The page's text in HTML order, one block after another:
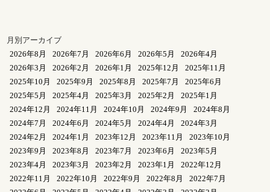
月別アーカイブ
2026年8月
2026年7月 2026年6月 2026年5月
2026年4月
2026年3月
2026年2月 2026年1月 2025年12月
2025年11月
2025年10月
2025年9月 2025年8月 2025年7月
2025年6月
2025年5月
2025年4月 2025年3月 2025年2月
2025年1月
2024年12月
2024年11月 2024年10月 2024年9月
2024年8月
2024年7月
2024年6月 2024年5月 2024年4月
2024年3月
2024年2月
2024年1月 2023年12月 2023年11月
2023年10月
2023年9月
2023年8月 2023年7月 2023年6月
2023年5月
2023年4月
2023年3月 2023年2月 2023年1月
2022年12月
2022年11月
2022年10月 2022年9月 2022年8月
2022年7月